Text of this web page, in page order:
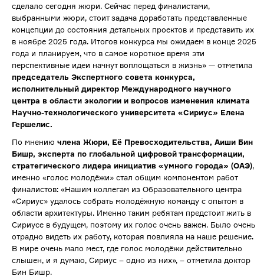
сделало сегодня жюри. Сейчас перед финалистами,
выбранными жюри, стоит задача доработать представленные
концепции до состояния детальных проектов и представить их
в ноябре 2025 года. Итогов конкурса мы ожидаем в конце 2025
года и планируем, что в самое короткое время эти
перспективные идеи начнут воплощаться в жизнь» — отметила
председатель Экспертного совета конкурса,
исполнительный директор Международного научного
центра в области экологии и вопросов изменения климата
Научно-технологического университета «Сириус» Елена
Гершелис.
По мнению члена Жюри, Её Превосходительства, Аиши Бин
Бишр, эксперта по глобальной цифровой трансформации,
стратегического лидера инициатив «умного города» (ОАЭ),
именно «голос молодёжи» стал общим компонентом работ
финалистов: «Нашим коллегам из Образовательного центра
«Сириус» удалось собрать молодёжную команду с опытом в
области архитектуры. Именно таким ребятам предстоит жить в
Сириусе в будущем, поэтому их голос очень важен. Было очень
отрадно видеть их работу, которая повлияла на наше решение.
В мире очень мало мест, где голос молодёжи действительно
слышен, и я думаю, Сириус – одно из них», – отметила доктор
Бин Бишр.